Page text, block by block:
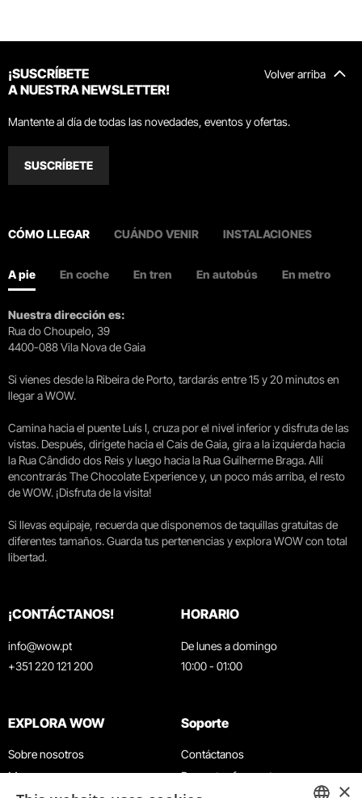
Volver arriba
¡SUSCRÍBETE
A NUESTRA NEWSLETTER!
Mantente al día de todas las novedades, eventos y ofertas.
SUSCRÍBETE
CÓMO LLEGAR CUÁNDO VENIR INSTALACIONES
A pie En coche En tren En autobús En metro
Nuestra dirección es:
Rua do Choupelo, 39
4400-088 Vila Nova de Gaia
Si vienes desde la Ribeira de Porto, tardarás entre 15 y 20 minutos en
llegar a WOW.
Camina hacia el puente Luís I, cruza por el nivel inferior y disfruta de las
vistas. Después, dirígete hacia el Cais de Gaia, gira a la izquierda hacia
la Rua Cândido dos Reis y luego hacia la Rua Guilherme Braga. Allí
encontrarás The Chocolate Experience y, un poco más arriba, el resto
de WOW. ¡Disfruta de la visita!
Si llevas equipaje, recuerda que disponemos de taquillas gratuitas de
diferentes tamaños. Guarda tus pertenencias y explora WOW con total
libertad.
¡CONTÁCTANOS!
info@wow.pt
+351 220 121 200
HORARIO
De lunes a domingo
10:00 - 01:00
EXPLORA WOW
Sobre nosotros
Museos
Soporte
Contáctanos
Preguntas frecuentes
×